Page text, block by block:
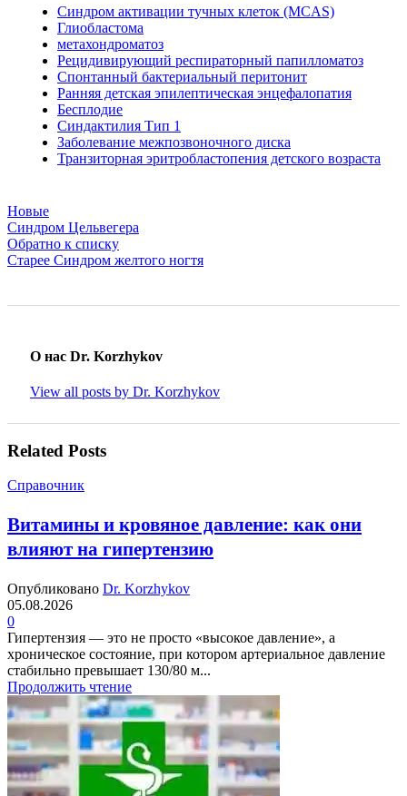
Синдром активации тучных клеток (MCAS)
Глиобластома
метахондроматоз
Рецидивирующий респираторный папилломатоз
Спонтанный бактериальный перитонит
Ранняя детская эпилептическая энцефалопатия
Бесплодие
Синдактилия Тип 1
Заболевание межпозвоночного диска
Транзиторная эритробластопения детского возраста
Новые
Синдром Цельвегера
Обратно к списку
Старее Синдром желтого ногтя
О нас Dr. Korzhykov
View all posts by Dr. Korzhykov
Related Posts
Справочник
Витамины и кровяное давление: как они
влияют на гипертензию
Опубликовано Dr. Korzhykov
05.08.2026
0
Гипертензия — это не просто «высокое давление», а
хроническое состояние, при котором артериальное давление
стабильно превышает 130/80 м...
Продолжить чтение